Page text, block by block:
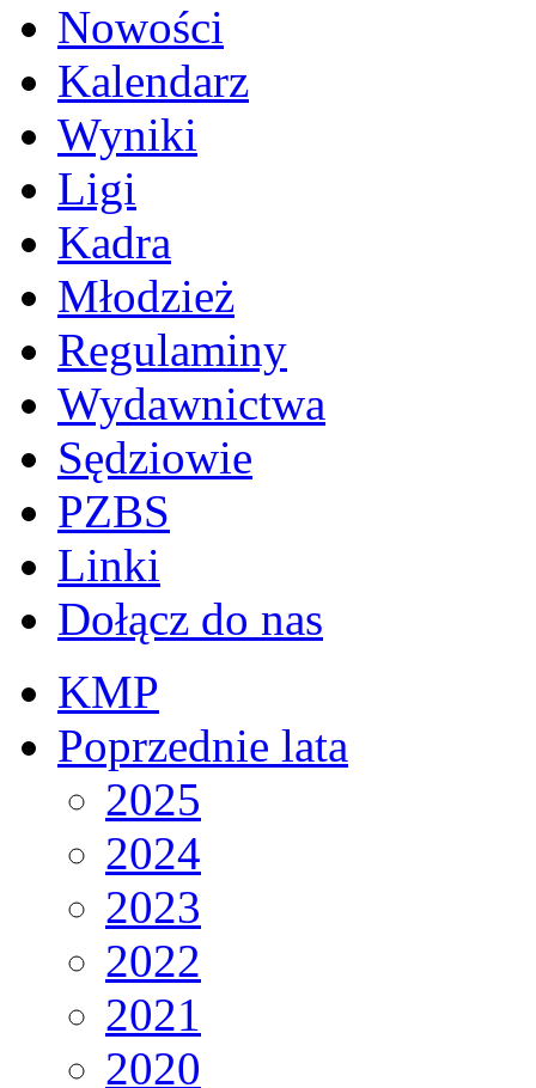
Nowości
Kalendarz
Wyniki
Ligi
Kadra
Młodzież
Regulaminy
Wydawnictwa
Sędziowie
PZBS
Linki
Dołącz do nas
KMP
Poprzednie lata
2025
2024
2023
2022
2021
2020